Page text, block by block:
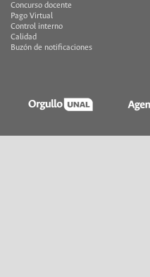
Concurso docente
Pago Virtual
Control interno
Calidad
Buzón de notificaciones